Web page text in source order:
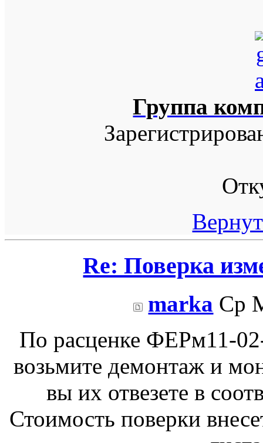
Группа
Re: Поверка
marka Ср
По расценке ФЕРм11-
возьмите демонтаж и
вы их отвезете в
Стоимость поверки